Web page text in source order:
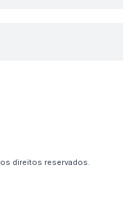
direitos reservados.